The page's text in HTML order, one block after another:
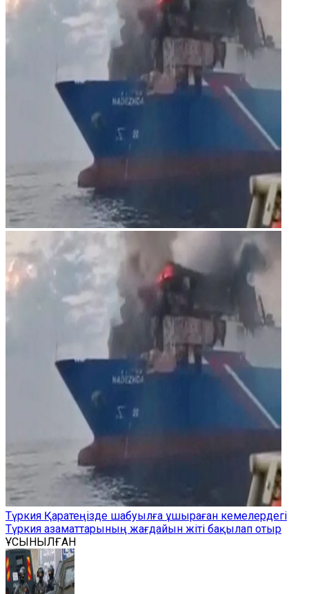
Түркия Қаратеңізде шабуылға ұшыраған кемелердегі
Түркия азаматтарының жағдайын жіті бақылап отыр
ҰСЫНЫЛҒАН